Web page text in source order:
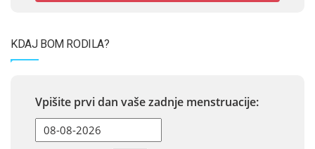
KDAJ BOM RODILA?
Vpišite prvi dan vaše zadnje menstruacije: